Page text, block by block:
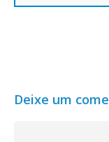
Deixe um